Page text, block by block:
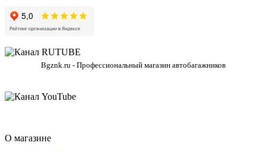
Bgznk.ru - Профессиональный магазин автобагажников
О магазине